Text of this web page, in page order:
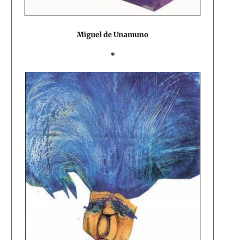
Miguel de Unamuno
*